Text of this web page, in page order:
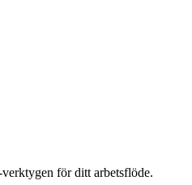
för ditt arbetsflöde.